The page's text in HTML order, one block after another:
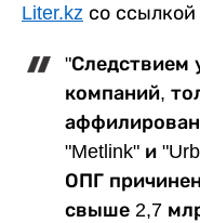
Liter.kz со
"Следствием
компаний,
"Metlink" и
ОПГ
свыше 2,7